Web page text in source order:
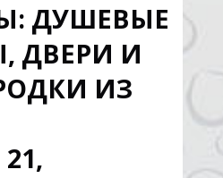
ДУШЕВЫЕ
ДВЕРИ И
ИЗ